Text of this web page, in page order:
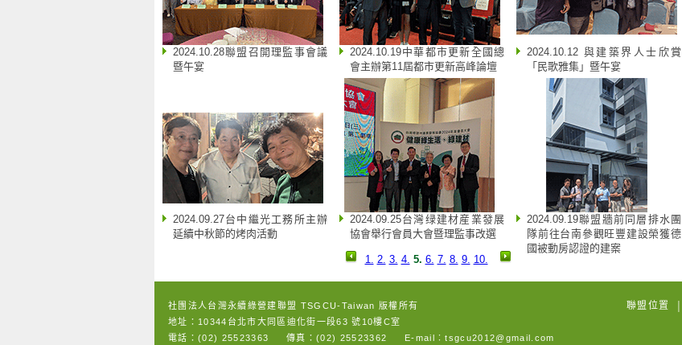
2024.10.28聯盟召開理監事會議
暨午宴
2024.10.19中華都市更新全國總
會主辦第11屆都市更新高峰論壇
2024.10.12 與建築界人士欣賞
「民歌雅集」暨午宴
2024.09.27台中繼光工務所主辦
延續中秋節的烤肉活動
2024.09.25台灣绿建材産業發展
協會舉行會員大會暨理監事改選
2024.09.19聯盟牆前同層排水團
隊前往台南參觀旺豐建設榮獲德
國被動房認證的建案
1. 2. 3. 4. 5. 6. 7. 8. 9. 10.
社團法人台灣永續綠營建聯盟 TSGCU-Taiwan 版權所有 聯盟位置
地址：10344台北市大同區迪化街一段63 號10樓C室
電話：(02) 25523363 傳真：(02) 25523362 E-mail︰tsgcu2012@gmail.com